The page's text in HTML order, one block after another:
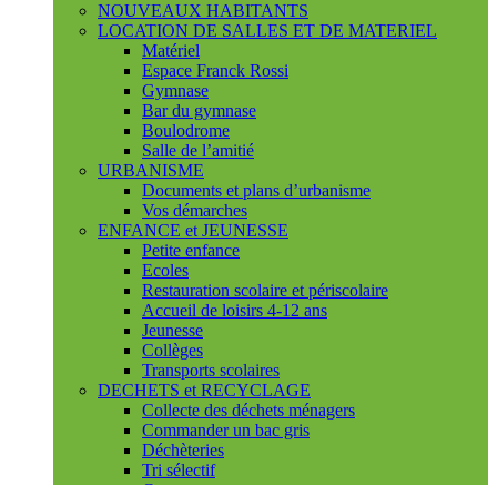
NOUVEAUX HABITANTS
LOCATION DE SALLES ET DE MATERIEL
Matériel
Espace Franck Rossi
Gymnase
Bar du gymnase
Boulodrome
Salle de l’amitié
URBANISME
Documents et plans d’urbanisme
Vos démarches
ENFANCE et JEUNESSE
Petite enfance
Ecoles
Restauration scolaire et périscolaire
Accueil de loisirs 4-12 ans
Jeunesse
Collèges
Transports scolaires
DECHETS et RECYCLAGE
Collecte des déchets ménagers
Commander un bac gris
Déchèteries
Tri sélectif